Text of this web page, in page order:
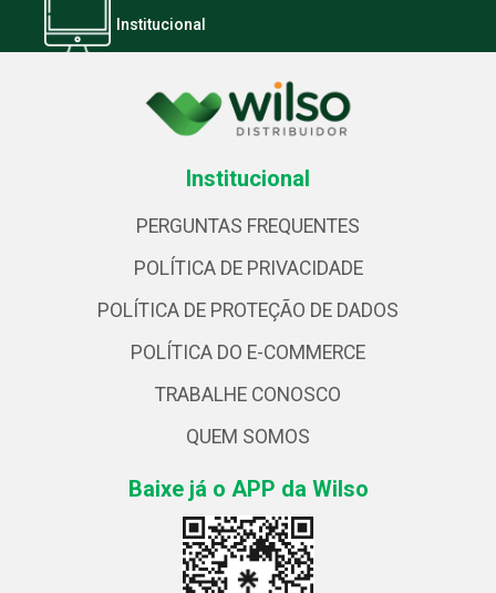
Institucional
Institucional
PERGUNTAS FREQUENTES
POLÍTICA DE PRIVACIDADE
POLÍTICA DE PROTEÇÃO DE DADOS
POLÍTICA DO E-COMMERCE
TRABALHE CONOSCO
QUEM SOMOS
Baixe já o APP da Wilso